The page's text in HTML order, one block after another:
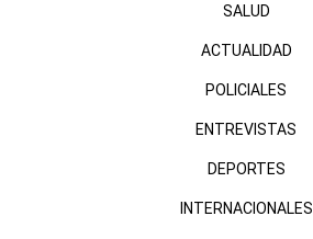
SALUD
ACTUALIDAD
POLICIALES
ENTREVISTAS
DEPORTES
INTERNACIONALES